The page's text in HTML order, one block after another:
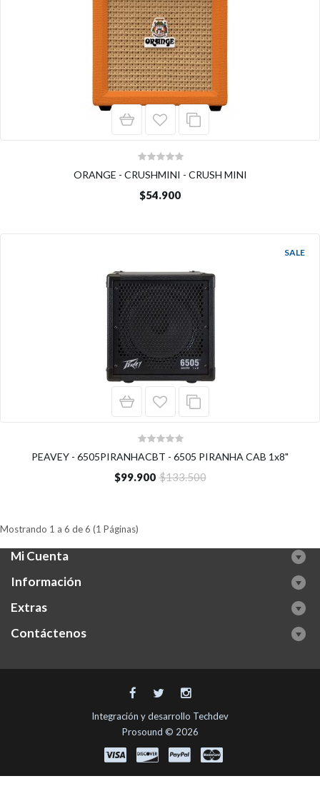
ORANGE - CRUSHMINI - CRUSH MINI
$54.900
SALE
PEAVEY - 6505PIRANHACBT - 6505 PIRANHA CAB 1x8"
$99.900 $133.500
Mostrando 1 a 6 de 6 (1 Páginas)
Mi Cuenta
Información
Extras
Contáctenos
Integración y desarrollo Techdev
Prosound © 2026